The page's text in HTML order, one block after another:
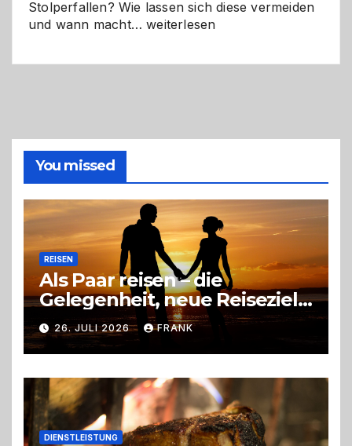
Stolperfallen? Wie lassen sich diese vermeiden
und wann macht…Selber
richtige
Entscheidung
weiterlesen
You missed
REISEN
Als Paar reisen – die
Gelegenheit, neue Reiseziele
zu entdecken
26. JULI 2026 FRANK
DIENSTLEISTUNG